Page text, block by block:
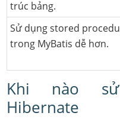
trúc bảng.
Sử dụng stored
trong MyBatis dễ hơn.
Khi nào sử
Hibernate